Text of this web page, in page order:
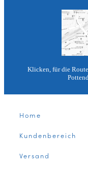
Klicken, für die
Home
Kundenbereich
Versand